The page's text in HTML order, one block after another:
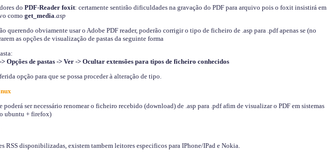
do PDF-Reader foxit: certamente sentirão dificuldades na gravação do PDF para arquivo pois o foxit insistirá em
como get_media.asp
querendo obviamente usar o Adobe PDF reader, poderão corrigir o tipo de ficheiro de .asp para .pdf apenas se (no
as opções de visualização de pastas da seguinte forma
:
Opções de pastas -> Ver -> Ocultar extensões para tipos de ficheiro conhecidos
opção para que se possa proceder à alteração de tipo.
poderá ser necessário renomear o ficheiro recebido (download) de .asp para .pdf afim de visualizar o PDF em sistemas
ubuntu + firefox)
RSS disponibilizadas, existem tambem leitores especificos para IPhone/IPad e Nokia.